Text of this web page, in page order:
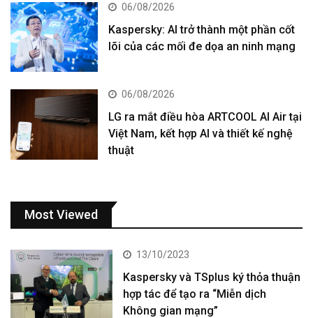
06/08/2026
Kaspersky: AI trở thành một phần cốt
lõi của các mối đe dọa an ninh mạng
06/08/2026
LG ra mắt điều hòa ARTCOOL AI Air tại
Việt Nam, kết hợp AI và thiết kế nghệ
thuật
Most Viewed
13/10/2023
Kaspersky và TSplus ký thỏa thuận
hợp tác để tạo ra “Miễn dịch
Không gian mạng”